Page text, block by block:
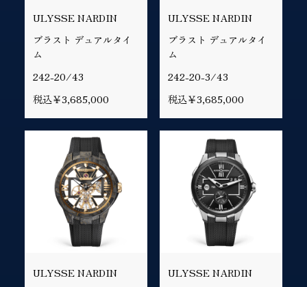
ULYSSE NARDIN
ブラスト デュアルタイ
ム
242-20/43
税込￥3,685,000
ULYSSE NARDIN
ブラスト デュアルタイ
ム
242-20-3/43
税込￥3,685,000
ULYSSE NARDIN
ULYSSE NARDIN